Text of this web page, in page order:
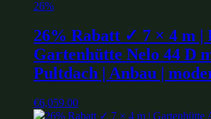
26%
26% Rabatt ✓ 7 × 4 m |
Gartenhütte Nelo 44 D
Pultdach | Anbau |
€6,059.00